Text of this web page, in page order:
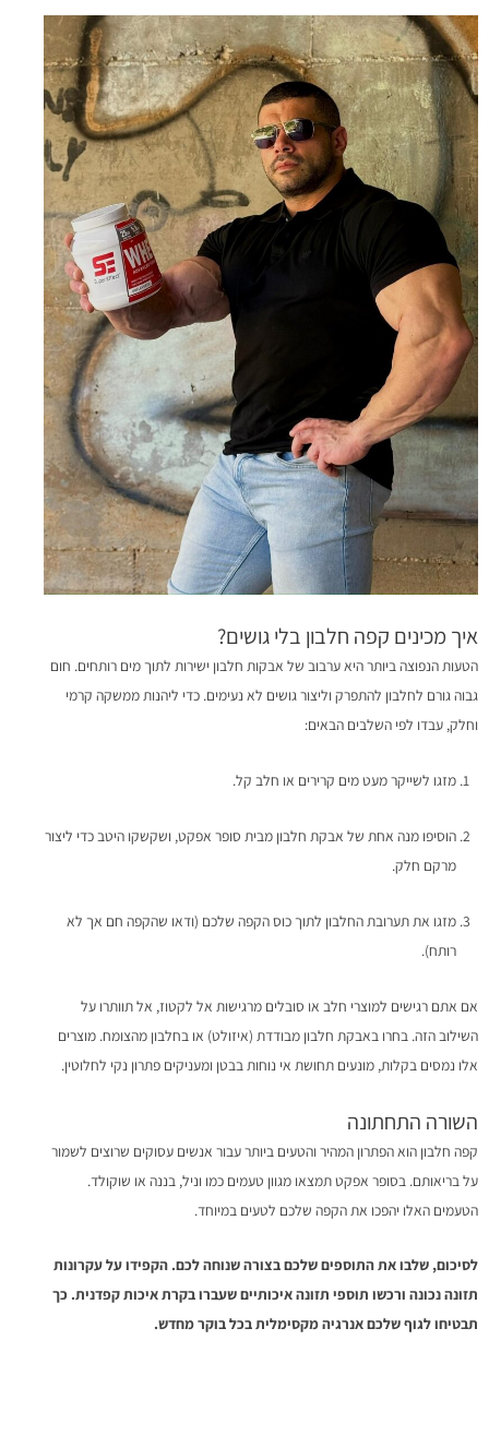
איך מכינים קפה חלבון בלי גושים?
הטעות הנפוצה ביותר היא ערבוב של אבקות חלבון ישירות לתוך מים רותחים. חום
גבוה גורם לחלבון להתפרק וליצור גושים לא נעימים. כדי ליהנות ממשקה קרמי
וחלק, עבדו לפי השלבים הבאים:
מזגו לשייקר מעט מים קרירים או חלב קל.
הוסיפו מנה אחת של אבקת חלבון מבית סופר אפקט, ושקשקו היטב כדי ליצור
מרקם חלק.
מזגו את תערובת החלבון לתוך כוס הקפה שלכם (ודאו שהקפה חם אך לא
רותח).
אם אתם רגישים למוצרי חלב או סובלים מרגישות אל לקטוז, אל תוותרו על
השילוב הזה. בחרו באבקת חלבון מבודדת (איזולט) או בחלבון מהצומח. מוצרים
אלו נמסים בקלות, מונעים תחושת אי נוחות בבטן ומעניקים פתרון נקי לחלוטין.
השורה התחתונה
קפה חלבון הוא הפתרון המהיר והטעים ביותר עבור אנשים עסוקים שרוצים לשמור
על בריאותם. בסופר אפקט תמצאו מגוון טעמים כמו וניל, בננה או שוקולד.
הטעמים האלו יהפכו את הקפה שלכם לטעים במיוחד.
לסיכום, שלבו את התוספים שלכם בצורה שנוחה לכם. הקפידו על עקרונות
תזונה נכונה ורכשו תוספי תזונה איכותיים שעברו בקרת איכות קפדנית. כך
תבטיחו לגוף שלכם אנרגיה מקסימלית בכל בוקר מחדש.